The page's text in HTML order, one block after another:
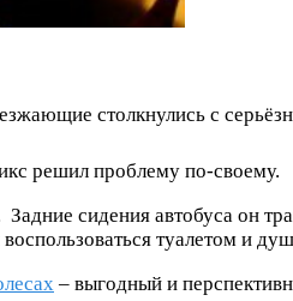
столкнулись с
решил проблему по-своему.
Задние сидения автобуса он
туалетом и
– выгодный и